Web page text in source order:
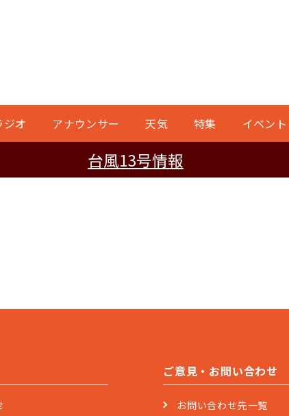
ジオ アナウンサー 天気 特集 イベント
台風13号情報
ご意見・お問い合わせ
お問い合わせ先一覧